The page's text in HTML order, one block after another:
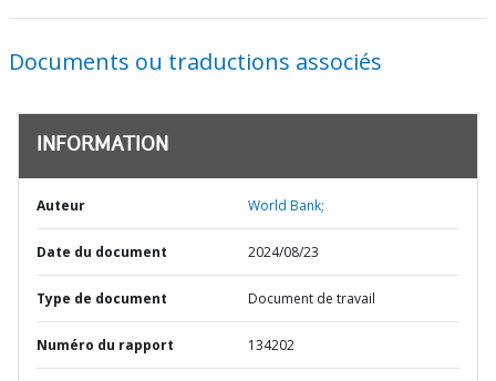
Documents ou traductions associés
INFORMATION
Auteur World Bank;
Date du document 2024/08/23
Type de document Document de travail
Numéro du rapport 134202